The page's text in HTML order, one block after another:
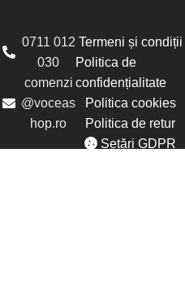
0711 012
030
comenzi
@voceas
hop.ro
Termeni și condiții
Politica de
confidențialitate
Politica cookies
Politica de retur
Setări GDPR